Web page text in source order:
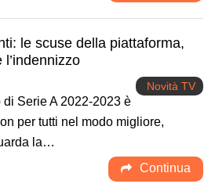
le scuse della piattaforma,
Novità TV
di Serie A 2022-2023 è
per tutti nel modo migliore,
la…
Continua